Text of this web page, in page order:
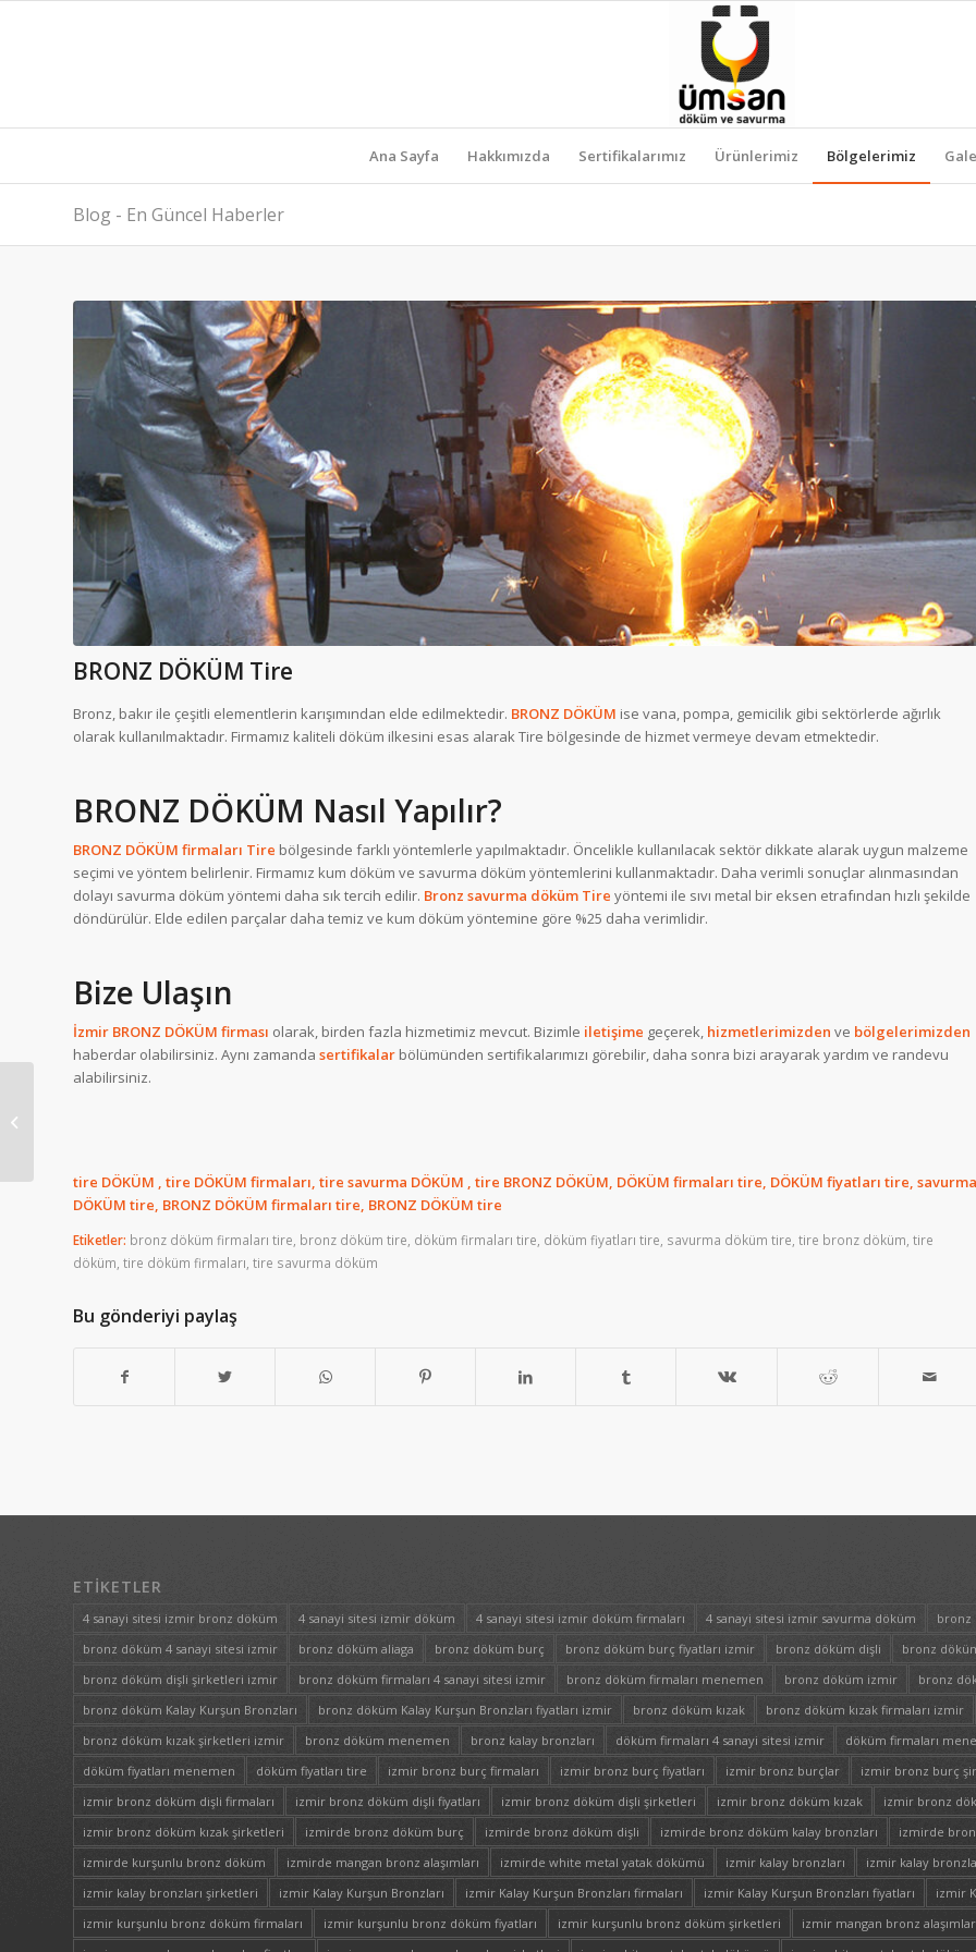
Ana Sayfa Hakkımızda Sertifikalarımız Ürünlerimiz Bölgelerimiz
Blog - En Güncel Haberler
BRONZ DÖKÜM Tire
Bronz, bakır ile çeşitli elementlerin karışımından elde edilmektedir. BRONZ DÖKÜM ise vana, pompa, gemicilik gibi sektörlerde ağırlık
olarak kullanılmaktadır. Firmamız kaliteli döküm ilkesini esas alarak Tire bölgesinde de hizmet vermeye devam etmektedir.
BRONZ DÖKÜM Nasıl Yapılır?
BRONZ DÖKÜM firmaları Tire bölgesinde farklı yöntemlerle yapılmaktadır. Öncelikle kullanılacak sektör dikkate alarak uygun malzeme
seçimi ve yöntem belirlenir. Firmamız kum döküm ve savurma döküm yöntemlerini kullanmaktadır. Daha verimli sonuçlar alınmasından
dolayı savurma döküm yöntemi daha sık tercih edilir. Bronz savurma döküm Tire yöntemi ile sıvı metal bir eksen etrafından hızlı şekilde
döndürülür. Elde edilen parçalar daha temiz ve kum döküm yöntemine göre %25 daha verimlidir.
Bize Ulaşın
İzmir BRONZ DÖKÜM firması olarak, birden fazla hizmetimiz mevcut. Bizimle iletişime geçerek, hizmetlerimizden ve bölgelerimizden
haberdar olabilirsiniz. Aynı zamanda sertifikalar bölümünden sertifikalarımızı görebilir, daha sonra bizi arayarak yardım ve randevu
alabilirsiniz.
tire DÖKÜM , tire DÖKÜM firmaları, tire savurma DÖKÜM , tire BRONZ DÖKÜM, DÖKÜM firmaları tire, DÖKÜM fiyatları tire, savurma
DÖKÜM tire, BRONZ DÖKÜM firmaları tire, BRONZ DÖKÜM tire
Etiketler: bronz döküm firmaları tire bronz döküm tire döküm firmaları tire döküm fiyatları tire savurma döküm tire tire bronz döküm tire
döküm tire döküm firmaları tire savurma döküm
Bu gönderiyi paylaş
ETIKETLER
4 sanayi sitesi izmir bronz döküm 4 sanayi sitesi izmir döküm 4 sanayi sitesi izmir döküm firmaları 4 sanayi sitesi izmir savurma döküm
bronz
bronz döküm 4 sanayi sitesi izmir
bronz döküm aliaga bronz döküm burç bronz döküm burç fiyatları izmir bronz döküm dişli
bronz
bronz döküm dişli şirketleri izmir
bronz döküm firmaları 4 sanayi sitesi izmir bronz döküm firmaları menemen bronz döküm izmir
bronz
bronz döküm Kalay Kurşun Bronzları
bronz döküm Kalay Kurşun Bronzları fiyatları izmir bronz döküm kızak
bronz döküm kızak firmaları izmir
bronz döküm kızak şirketleri izmir
bronz döküm menemen bronz kalay bronzları döküm firmaları 4 sanayi sitesi izmir
döküm firmaları
döküm fiyatları menemen
döküm fiyatları tire izmir bronz burç firmaları izmir bronz burç fiyatları izmir bronz burçlar
izmir bronz burç
izmir bronz döküm dişli firmaları
izmir bronz döküm dişli fiyatları izmir bronz döküm dişli şirketleri izmir bronz döküm kızak
izmir bronz
izmir bronz döküm kızak şirketleri
izmirde bronz döküm burç izmirde bronz döküm dişli izmirde bronz döküm kalay bronzları
izmirde
izmirde kurşunlu bronz döküm
izmirde mangan bronz alaşımları izmirde white metal yatak dökümü izmir kalay bronzları
izmir kalay
izmir kalay bronzları şirketleri
izmir Kalay Kurşun Bronzları izmir Kalay Kurşun Bronzları firmaları izmir Kalay Kurşun Bronzları fiyatları
izmir
izmir kurşunlu bronz döküm firmaları
izmir kurşunlu bronz döküm fiyatları izmir kurşunlu bronz döküm şirketleri
izmir mangan bronz